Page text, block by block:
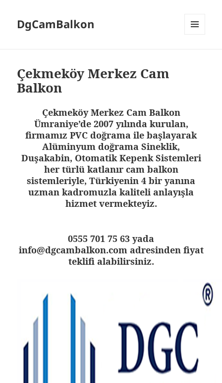
DgCamBalkon
Çekmeköy Merkez Cam
Balkon
Çekmeköy Merkez Cam Balkon
Ümraniye’de 2007 yılında kurulan,
firmamız PVC doğrama ile başlayarak
Alüminyum doğrama Sineklik,
Duşakabin, Otomatik Kepenk Sistemleri
her türlü katlanır cam balkon
sistemleriyle, Türkiyenin 4 bir yanına
uzman kadromuzla kaliteli anlayışla
hizmet vermekteyiz.
0555 701 75 63 yada
info@dgcambalkon.com adresinden fiyat
teklifi alabilirsiniz.